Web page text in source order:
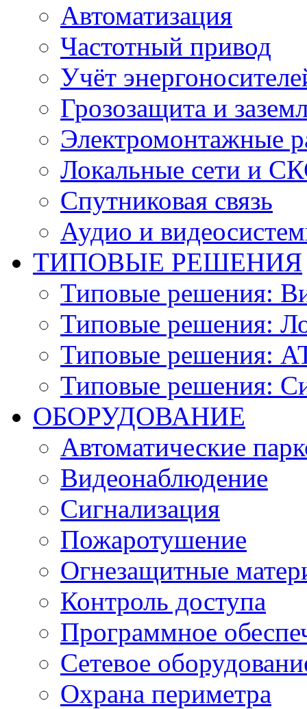
Автоматизация
Частотный привод
Учёт
Грозозащита и
Электромонтажные
Локальные сети и
Спутниковая связь
Аудио и
ТИПОВЫЕ РЕШЕНИЯ
Типовые решения:
Типовые решения:
Типовые решения:
Типовые решения:
ОБОРУДОВАНИЕ
Автоматические
Видеонаблюдение
Сигнализация
Пожаротушение
Огнезащитные
Контроль доступа
Программное
Сетевое
Охрана периметра